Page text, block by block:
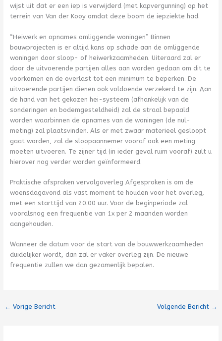
wijst uit dat er een iep is verwijderd (met kapvergunning) op het
terrein van Van der Kooy omdat deze boom de iepziekte had.
“Heiwerk en opnames omliggende woningen” Binnen
bouwprojecten is er altijd kans op schade aan de omliggende
woningen door sloop- of heiwerkzaamheden. Uiteraard zal er
door de uitvoerende partijen alles aan worden gedaan om dit te
voorkomen en de overlast tot een minimum te beperken. De
uitvoerende partijen dienen ook voldoende verzekerd te zijn. Aan
de hand van het gekozen hei-systeem (afhankelijk van de
sonderingen en bodemgesteldheid) zal de straal bepaald
worden waarbinnen de opnames van de woningen (de nul-
meting) zal plaatsvinden. Als er met zwaar materieel gesloopt
gaat worden, zal de sloopaannemer vooraf ook een meting
moeten uitvoeren. Te zijner tijd (in ieder geval ruim vooraf) zult u
hierover nog verder worden geïnformeerd.
Praktische afspraken vervolgoverleg Afgesproken is om de
woensdagavond als vast moment te houden voor het overleg,
met een starttijd van 20.00 uur. Voor de beginperiode zal
vooralsnog een frequentie van 1x per 2 maanden worden
aangehouden.
Wanneer de datum voor de start van de bouwwerkzaamheden
duidelijker wordt, dan zal er vaker overleg zijn. De nieuwe
frequentie zullen we dan gezamenlijk bepalen.
← Vorige Bericht Volgende Bericht →